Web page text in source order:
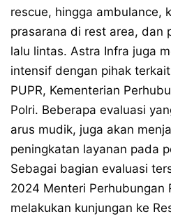
rescue, hingga ambulance,
prasarana di rest area, dan
lalu lintas. Astra Infra juga
intensif dengan pihak
PUPR, Kementerian
Polri. Beberapa evaluasi
arus mudik, juga akan
peningkatan layanan pada
Sebagai bagian evaluasi
2024 Menteri Perhubungan
melakukan kunjungan ke